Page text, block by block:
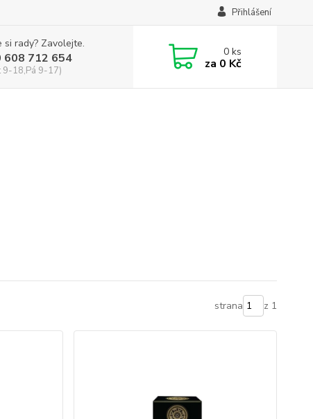
Přihlášení
si rady? Zavolejte.
608 712 654
9-18,Pá 9-17)
0ks
za 0 Kč
strana z 1